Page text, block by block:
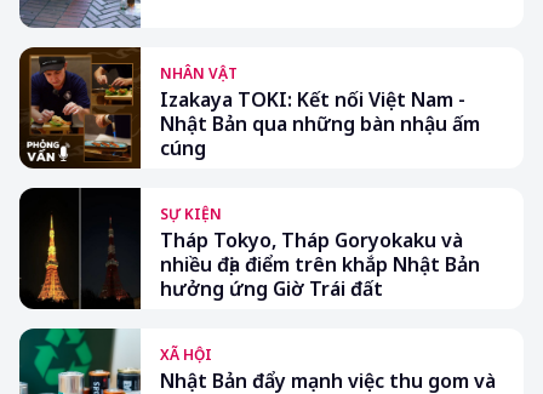
NHÂN VẬT
Izakaya TOKI: Kết nối Việt Nam -
Nhật Bản qua những bàn nhậu ấm
cúng
SỰ KIỆN
Tháp Tokyo, Tháp Goryokaku và
nhiều địa điểm trên khắp Nhật Bản
hưởng ứng Giờ Trái đất
XÃ HỘI
Nhật Bản đẩy mạnh việc thu gom và